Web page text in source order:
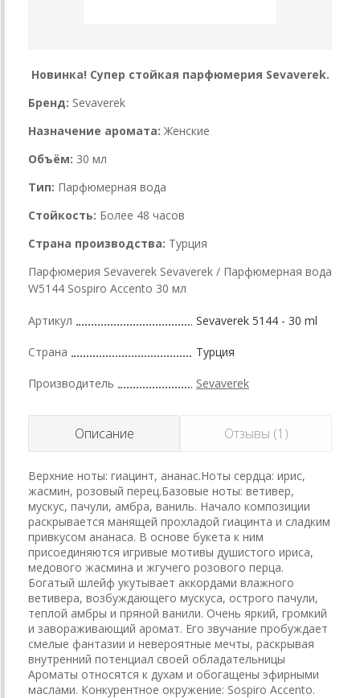
Новинка! Супер стойкая парфюмерия Sevaverek.
Бренд: Sevaverek
Назначение аромата: Женские
Объём: 30 мл
Тип: Парфюмерная вода
Стойкость: Более 48 часов
Страна производства: Турция
Парфюмерия Sevaverek Sevaverek / Парфюмерная вода
W5144 Sospiro Accento 30 мл
Артикул Sevaverek 5144 - 30 ml
Страна Турция
Производитель Sevaverek
Описание Отзывы (1)
Верхние ноты: гиацинт, ананас.Ноты сердца: ирис,
жасмин, розовый перец.Базовые ноты: ветивер,
мускус, пачули, амбра, ваниль. Начало композиции
раскрывается манящей прохладой гиацинта и сладким
привкусом ананаса. В основе букета к ним
присоединяются игривые мотивы душистого ириса,
медового жасмина и жгучего розового перца.
Богатый шлейф укутывает аккордами влажного
ветивера, возбуждающего мускуса, острого пачули,
теплой амбры и пряной ванили. Очень яркий, громкий
и завораживающий аромат. Его звучание пробуждает
смелые фантазии и невероятные мечты, раскрывая
внутренний потенциал своей обладательницы
Ароматы относятся к духам и обогащены эфирными
маслами. Конкурентное окружение: Sospiro Accento.